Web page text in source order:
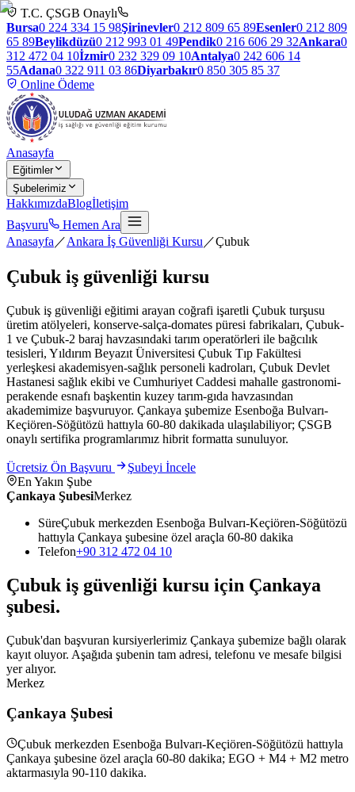
T.C. ÇSGB Onaylı
Bursa0 224 334 15 98Şirinevler0 212 809 65 89Esenler0 212 809
65 89Beylikdüzü0 212 993 01 49Pendik0 216 606 29 32Ankara0
312 472 04 10İzmir0 232 329 09 10Antalya0 242 606 14
55Adana0 322 911 03 86Diyarbakır0 850 305 85 37
Online Ödeme
Anasayfa
Eğitimler
Şubelerimiz
HakkımızdaBlogİletişim
Başvuru
Hemen Ara
Anasayfa ／Ankara İş Güvenliği Kursu ／Çubuk
Çubuk iş güvenliği kursu
Çubuk iş güvenliği eğitimi arayan coğrafi işaretli Çubuk turşusu
üretim atölyeleri, konserve-salça-domates püresi fabrikaları, Çubuk-
1 ve Çubuk-2 baraj havzasındaki tarım operatörleri ile bağcılık
tesisleri, Yıldırım Beyazıt Üniversitesi Çubuk Tıp Fakültesi
yerleşkesi akademisyen-sağlık personeli kadroları, Çubuk Devlet
Hastanesi sağlık ekibi ve Cumhuriyet Caddesi mahalle gastronomi-
perakende esnafı başkentin kuzey tarım-gıda havzasından
akademimize başvuruyor. Çankaya şubemize Esenboğa Bulvarı-
Keçiören-Söğütözü hattıyla 60-80 dakikada ulaşılabiliyor; ÇSGB
onaylı sertifika programlarımız hibrit formatta sunuluyor.
Ücretsiz Ön Başvuru
Şubeyi İncele
En Yakın Şube
Çankaya ŞubesiMerkez
SüreÇubuk merkezden Esenboğa Bulvarı-Keçiören-Söğütözü
hattıyla Çankaya şubesine özel araçla 60-80 dakika
Telefon+90 312 472 04 10
Çubuk iş güvenliği kursu için Çankaya
şubesi.
Çubuk'dan başvuran kursiyerlerimiz Çankaya şubemize bağlı olarak
kayıt oluyor. Aşağıda şubenin tam adresi, telefonu ve mesafe bilgisi
yer alıyor.
Merkez
Çankaya Şubesi
Çubuk merkezden Esenboğa Bulvarı-Keçiören-Söğütözü hattıyla
Çankaya şubesine özel araçla 60-80 dakika; EGO + M4 + M2 metro
aktarmasıyla 90-110 dakika.